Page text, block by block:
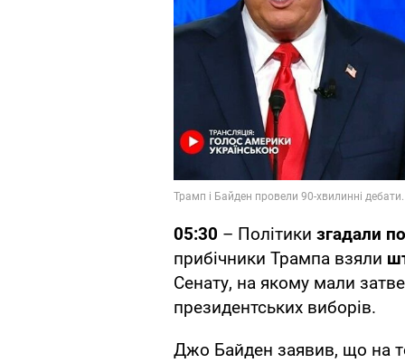
05:30 – Політики згадали
прибічники Трампа взяли
Сенату, на якому мали
президентських виборів.
Джо Байден заявив, що на